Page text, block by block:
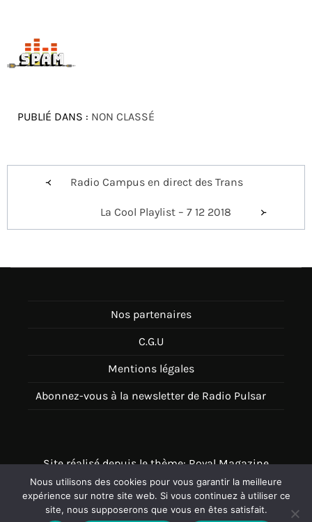
PUBLIÉ DANS : NON CLASSÉ
NavigationRadio Campus en direct des Trans
La Cool Playlist – 7 12 2018
Nos partenaires
C.G.U
Mentions légales
Abonnez-vous à la newsletter de Radio Pulsar
Site réalisé depuis le thème: Royal Magazine
Thème disponible sur Wordpress
Nous utilisons des cookies pour vous garantir la meilleure
expérience sur notre site web. Si vous continuez à utiliser ce
site, nous supposerons que vous en êtes satisfait.